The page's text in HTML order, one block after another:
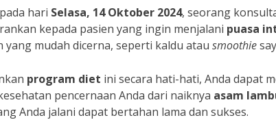
hari Selasa, 14 Oktober 2024, seorang
kepada pasien yang ingin menjalani puasa
yang mudah dicerna, seperti kaldu atau smoothie
program diet ini secara hati-hati, Anda dapat
pencernaan Anda dari naiknya asam
Anda jalani dapat bertahan lama dan sukses.